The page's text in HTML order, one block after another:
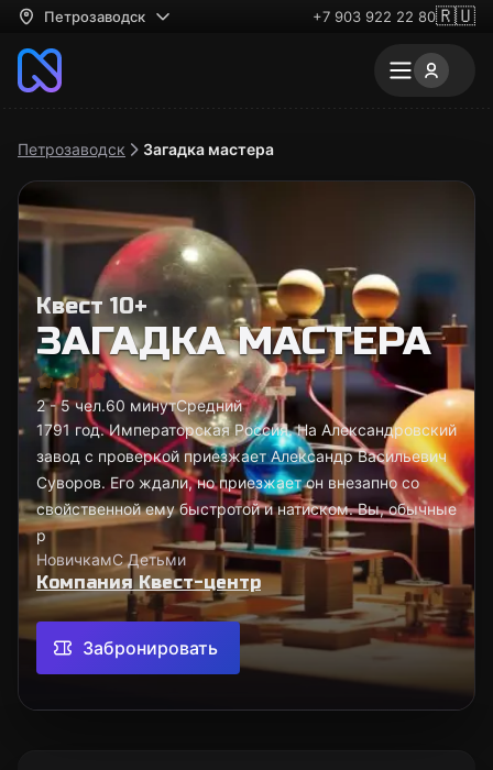
Петрозаводск +7 903 922 22 80🇷🇺
Петрозаводск Загадка мастера
Квест 10+
ЗАГАДКА МАСТЕРА
2 - 5 чел.60 минутСредний
1791 год. Императорская Россия. На Александровский
завод с проверкой приезжает Александр Васильевич
Суворов. Его ждали, но приезжает он внезапно со
свойственной ему быстротой и натиском. Вы, обычные
р
НовичкамС Детьми
Компания Квест-центр
Забронировать